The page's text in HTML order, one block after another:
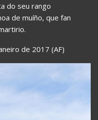
do seu rango
de muíño, que fan
de 2017 (AF)